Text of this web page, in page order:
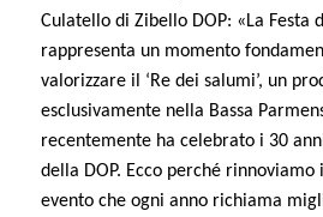
Culatello di Zibello DOP: «La Festa
rappresenta un momento
valorizzare il ‘Re dei salumi’, un
esclusivamente nella Bassa
recentemente ha celebrato i 30
della DOP. Ecco perché rinnoviamo
evento che ogni anno richiama